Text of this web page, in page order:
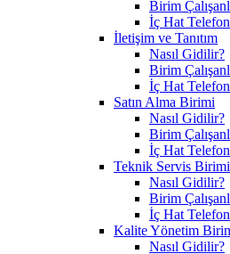
Birim
İç Hat Telefon
İletişim ve Tanıtım
Nasıl Gidilir?
Birim
İç Hat Telefon
Satın Alma Birimi
Nasıl Gidilir?
Birim
İç Hat Telefon
Teknik Servis
Nasıl Gidilir?
Birim
İç Hat Telefon
Kalite Yönetim
Nasıl Gidilir?